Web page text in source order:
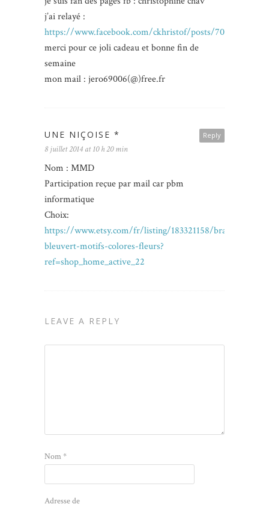
j’ai relayé :
https://www.facebook.com/ckhristof/posts/
merci pour ce joli cadeau et bonne fin de
semaine
mon mail : jero69006(@)free.fr
Reply
UNE NIÇOISE *
8 juillet 2014 at 10 h 20 min
Nom : MMD
Participation reçue par mail car pbm
informatique
Choix:
https://www.etsy.com/fr/listing/183321158/bracelet-
bleuvert-motifs-colores-fleurs?
ref=shop_home_active_22
LEAVE A REPLY
Nom*
Adresse de